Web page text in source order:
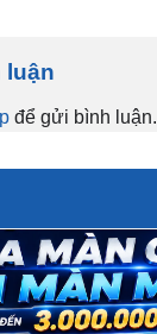
luận
để gửi bình luận.